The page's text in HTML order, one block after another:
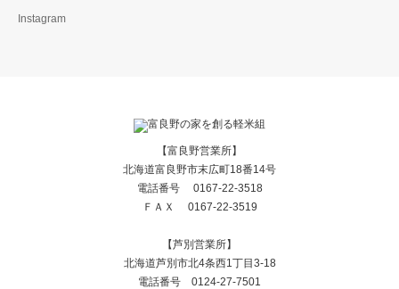
Instagram
【富良野営業所】
北海道富良野市末広町18番14号
電話番号 0167-22-3518
ＦＡＸ 0167-22-3519
【芦別営業所】
北海道芦別市北4条西1丁目3-18
電話番号 0124-27-7501